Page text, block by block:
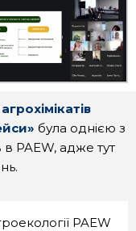
» була однією з
в PAEW, адже тут
PAEW